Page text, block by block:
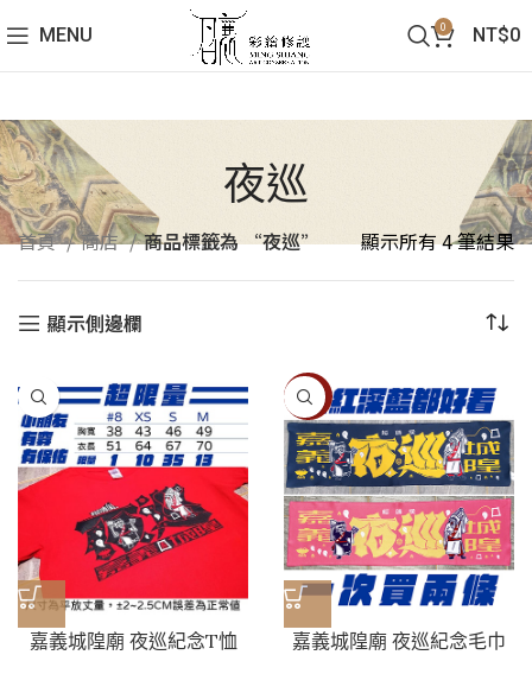
MENU 0 NT$0
夜巡
首頁 商店 商品標籤為 “夜巡” 顯示所有 4 筆結果
顯示側邊欄
嘉義城隍廟 夜巡紀念T恤
-11%
嘉義城隍廟 夜巡紀念毛巾